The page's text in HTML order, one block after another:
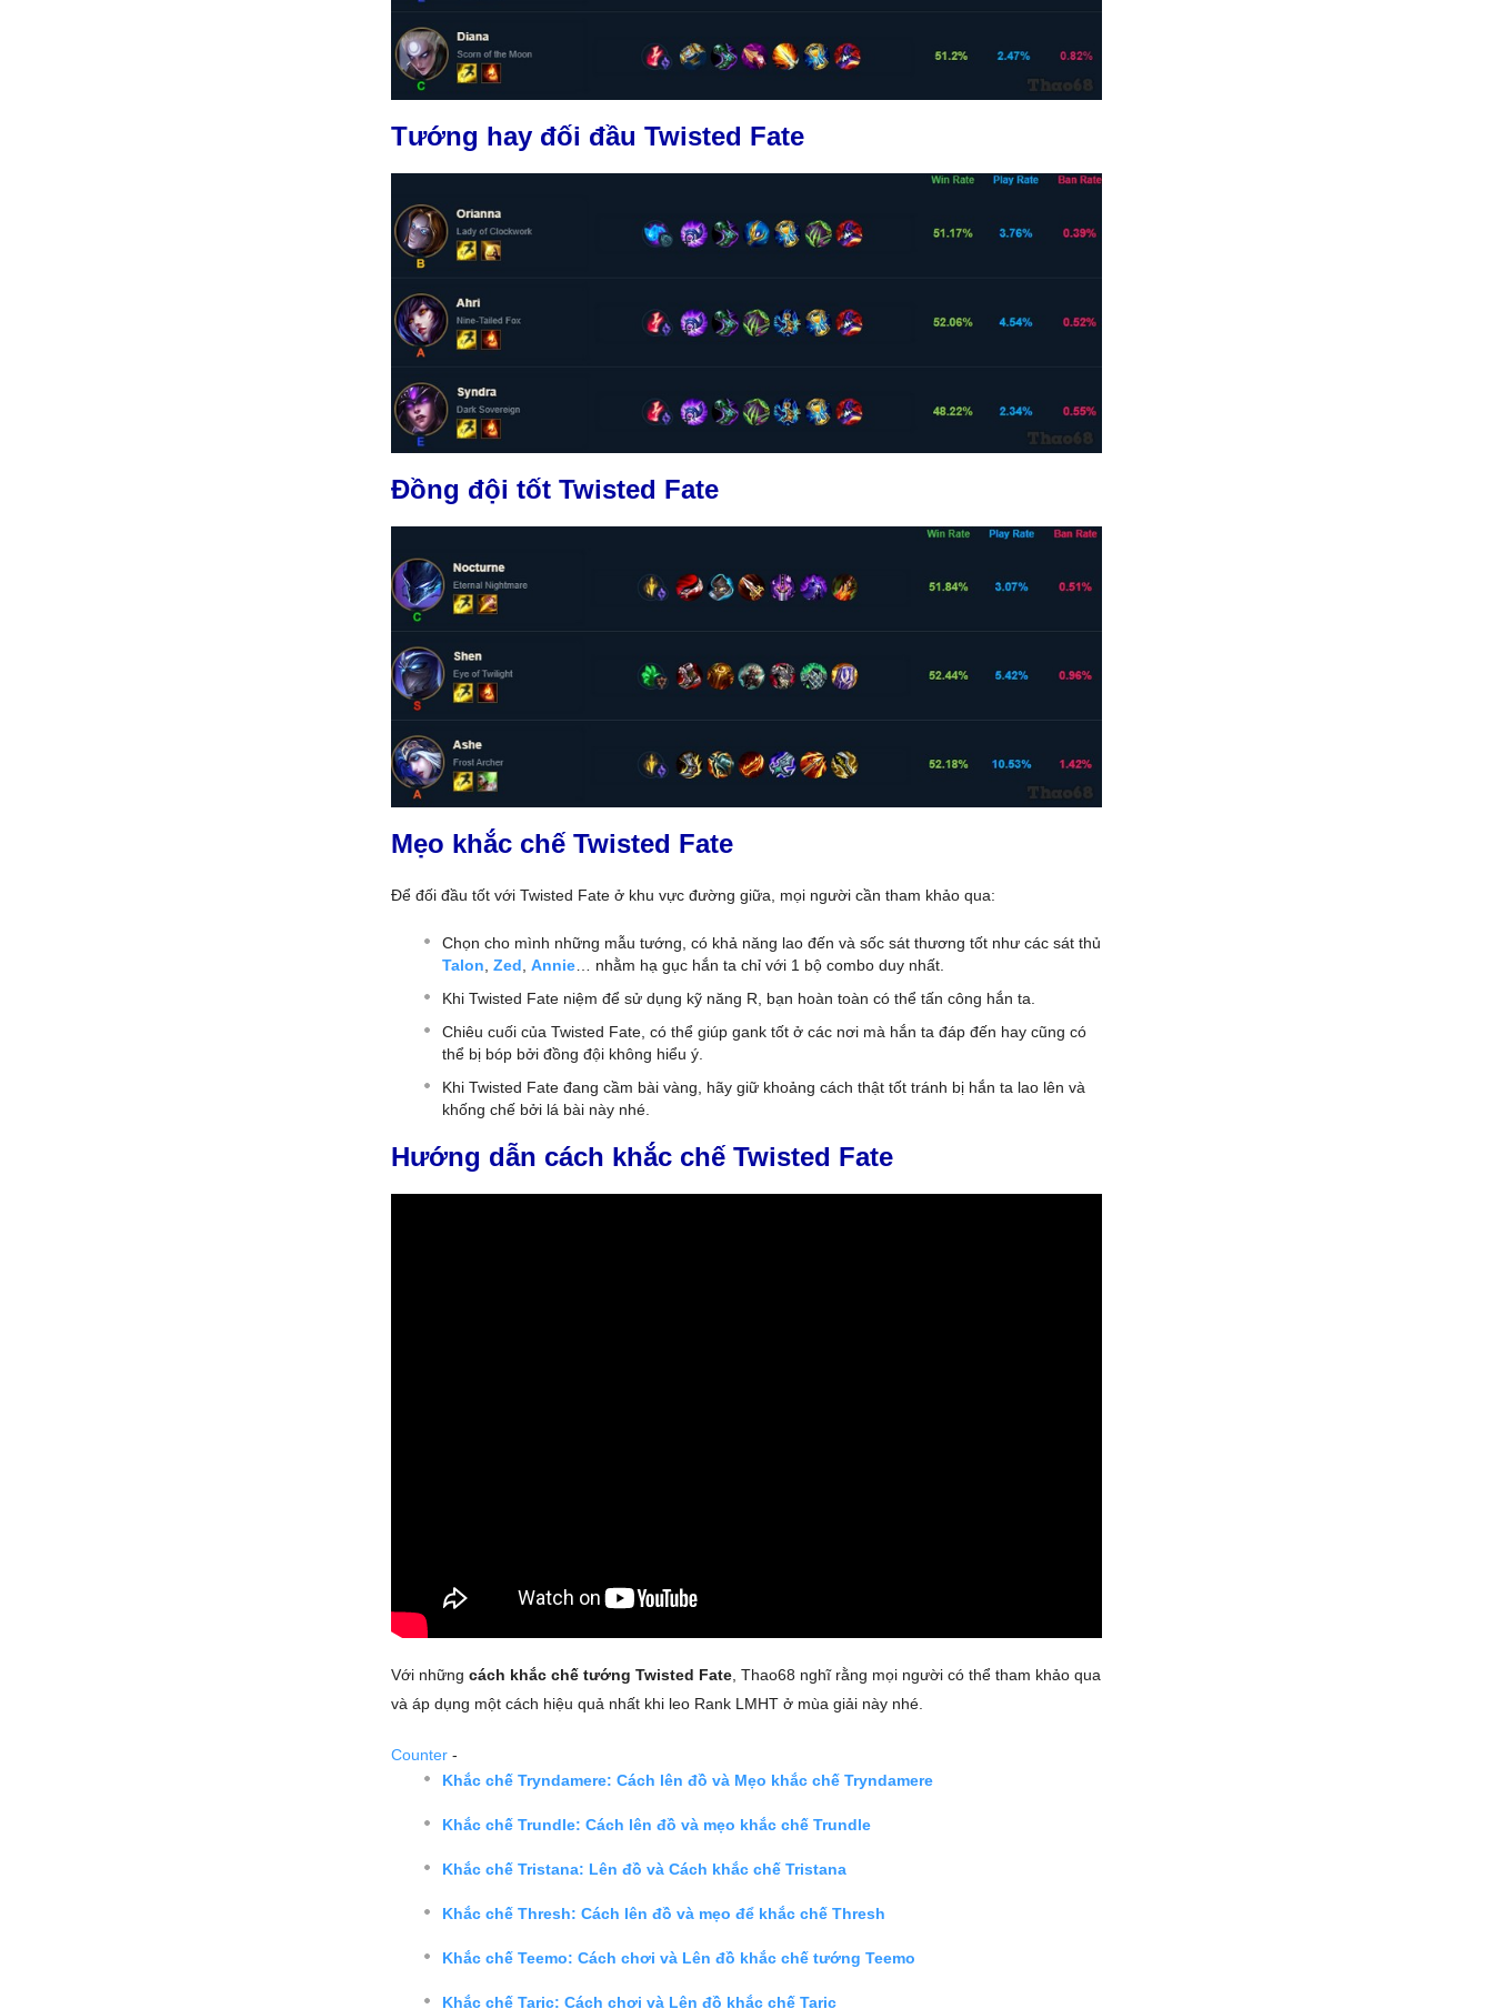
Tướng hay đối đầu Twisted Fate
Đồng đội tốt Twisted Fate
Mẹo khắc chế Twisted Fate
Để đối đầu tốt với Twisted Fate ở khu vực đường giữa, mọi người cần tham khảo qua:
Chọn cho mình những mẫu tướng, có khả năng lao đến và sốc sát thương tốt như các sát thủ
Talon Zed Annie … nhằm hạ gục hắn ta chỉ với 1 bộ combo duy nhất.
Khi Twisted Fate niệm để sử dụng kỹ năng R, bạn hoàn toàn có thể tấn công hắn ta.
Chiêu cuối của Twisted Fate, có thể giúp gank tốt ở các nơi mà hắn ta đáp đến hay cũng có
thể bị bóp bởi đồng đội không hiểu ý.
Khi Twisted Fate đang cầm bài vàng, hãy giữ khoảng cách thật tốt tránh bị hắn ta lao lên và
khống chế bởi lá bài này nhé.
Hướng dẫn cách khắc chế Twisted Fate
Với những cách khắc chế tướng Twisted Fate , Thao68 nghĩ rằng mọi người có thể tham khảo qua
và áp dụng một cách hiệu quả nhất khi leo Rank LMHT ở mùa giải này nhé.
Counter -
Khắc chế Tryndamere: Cách lên đồ và Mẹo khắc chế Tryndamere
Khắc chế Trundle: Cách lên đồ và mẹo khắc chế Trundle
Khắc chế Tristana: Lên đồ và Cách khắc chế Tristana
Khắc chế Thresh: Cách lên đồ và mẹo để khắc chế Thresh
Khắc chế Teemo: Cách chơi và Lên đồ khắc chế tướng Teemo
Khắc chế Taric: Cách chơi và Lên đồ khắc chế Taric